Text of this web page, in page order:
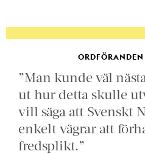
”Man kunde väl
ut hur detta skulle
vill säga att Svenskt
enkelt vägrar att
fredsplikt.”